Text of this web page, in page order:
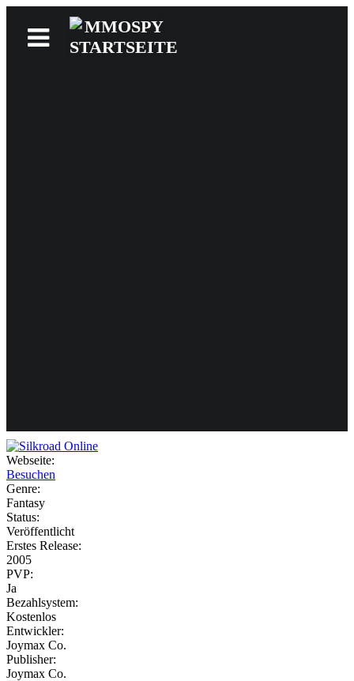
Webseite:
Besuchen
Genre:
Fantasy
Status:
Veröffentlicht
Erstes Release:
2005
PVP:
Ja
Bezahlsystem:
Kostenlos
Entwickler:
Joymax Co.
Publisher:
Joymax Co.